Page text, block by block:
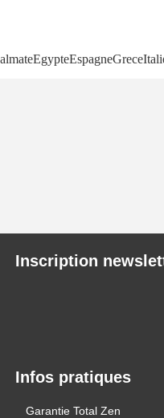
EgypteEspagneGrece
Inscription
Infos pratiques
Garantie Total Zen